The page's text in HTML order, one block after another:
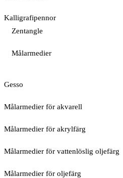
Kalligrafipennor
Zentangle
Målarmedier
Gesso
Målarmedier för akvarell
Målarmedier för akrylfärg
Målarmedier för vattenlöslig oljefärg
Målarmedier för oljefärg